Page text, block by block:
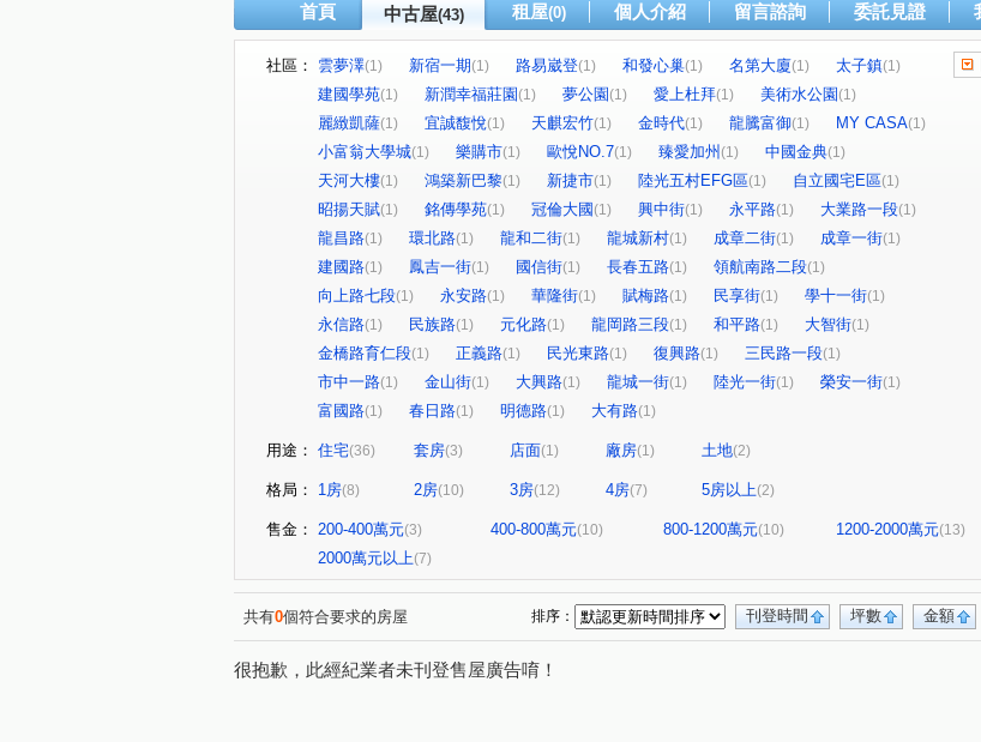
首頁 中古屋(43) 租屋(0) 個人介紹 留言諮詢 委託見證
社區： 雲夢澤(1) 新宿一期(1) 路易崴登(1) 和發心巢(1) 名第大廈(1) 太子鎮(1)
建國學苑(1) 新潤幸福莊園(1) 夢公園(1) 愛上杜拜(1) 美術水公園(1)
麗緻凱薩(1) 宜誠馥悅(1) 天麒宏竹(1) 金時代(1) 龍騰富御(1) MY CASA(1)
小富翁大學城(1) 樂購市(1) 歐悅NO.7(1) 臻愛加州 (1) 中國金典(1)
天河大樓(1) 鴻築新巴黎(1) 新捷市(1) 陸光五村EFG區(1) 自立國宅E區(1)
昭揚天賦(1) 銘傳學苑(1) 冠倫大國 (1) 興中街(1) 永平路(1) 大業路一段(1)
龍昌路(1) 環北路(1) 龍和二街(1) 龍城新村(1) 成章二街(1) 成章一街(1)
建國路(1) 鳳吉一街(1) 國信街(1) 長春五路(1) 領航南路二段(1)
向上路七段(1) 永安路(1) 華隆街(1) 賦梅路(1) 民享街(1) 學十一街(1)
永信路(1) 民族路(1) 元化路(1) 龍岡路三段(1) 和平路(1) 大智街(1)
金橋路育仁段(1) 正義路(1) 民光東路(1) 復興路(1) 三民路一段(1)
市中一路(1) 金山街(1) 大興路(1) 龍城一街(1) 陸光一街(1) 榮安一街(1)
富國路(1) 春日路(1) 明德路(1) 大有路(1)
用途： 住宅(36) 套房(3) 店面(1) 廠房(1) 土地(2)
格局： 1房(8) 2房(10) 3房(12) 4房(7) 5房以上(2)
售金： 200-400萬元(3) 400-800萬元(10) 800-1200萬元(10) 1200-2000萬元(13)
2000萬元以上(7)
共有0個符合要求的房屋 金額
坪數
刊登時間
排序：
很抱歉，此經紀業者未刊登售屋廣告唷！